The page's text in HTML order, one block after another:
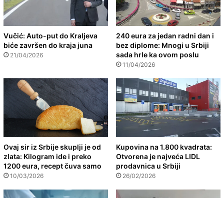
Vučić: Auto-put do Kraljeva
biće završen do kraja juna
21/04/2026
240 eura za jedan radni dan i
bez diplome: Mnogi u Srbiji
sada hrle ka ovom poslu
11/04/2026
Ovaj sir iz Srbije skuplji je od
zlata: Kilogram ide i preko
1200 eura, recept čuva samo
10/03/2026
Kupovina na 1.800 kvadrata:
Otvorena je najveća LIDL
prodavnica u Srbiji
26/02/2026